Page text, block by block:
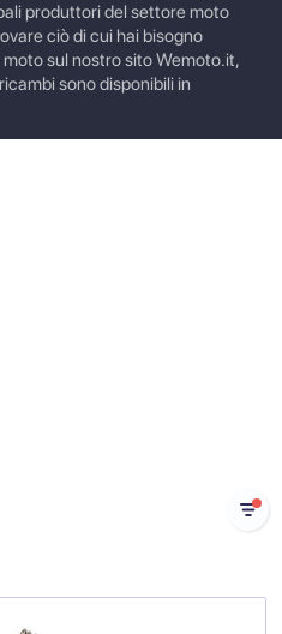
produttori del settore moto
ciò di cui hai bisogno
sul nostro sito Wemoto.it,
sono disponibili in